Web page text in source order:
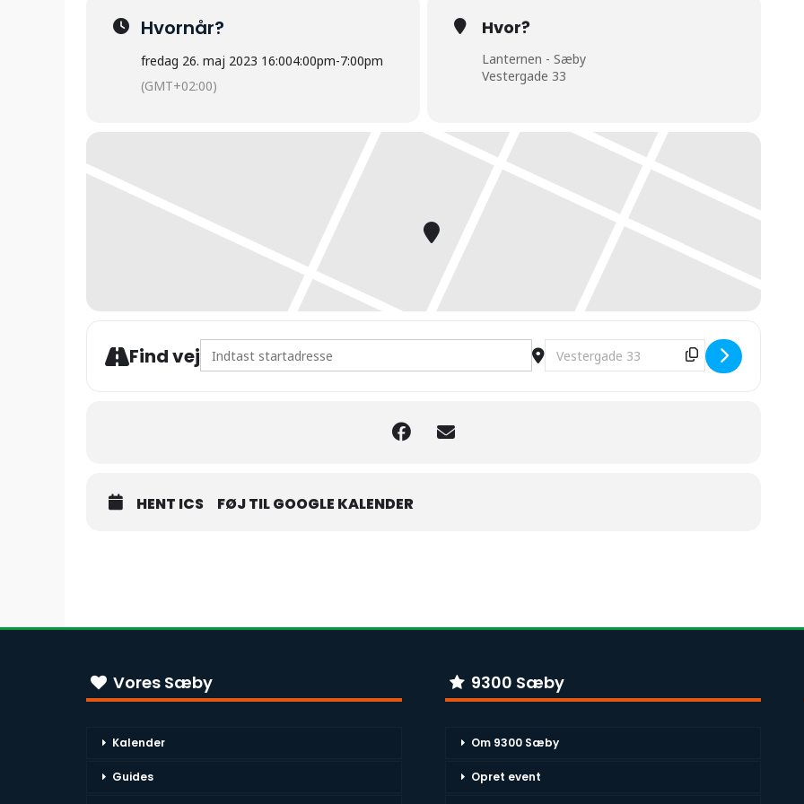
Hvornår?
fredag 26. maj 2023 16:004:00pm-7:00pm
(GMT+02:00)
Hvor?
Lanternen - Sæby
Vestergade 33
Find vej Address - Sæby Jazzfestival: Barfoed Jump Band [c6fhCvppr]Destination Address - Sæby Jazzfestival:
HENT ICS FØJ TIL GOOGLE KALENDER
Vores Sæby
Kalender
Guides
9300 Sæby
Om 9300 Sæby
Opret event